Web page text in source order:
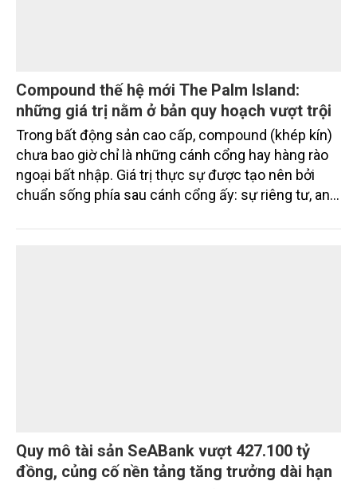
Compound thế hệ mới The Palm Island:
những giá trị nằm ở bản quy hoạch vượt trội
Trong bất động sản cao cấp, compound (khép kín)
chưa bao giờ chỉ là những cánh cổng hay hàng rào
ngoại bất nhập. Giá trị thực sự được tạo nên bởi
chuẩn sống phía sau cánh cổng ấy: sự riêng tư, an
vụ được thiết kế dành riêng cho họ.
Quy mô tài sản SeABank vượt 427.100 tỷ
đồng, củng cố nền tảng tăng trưởng dài hạn